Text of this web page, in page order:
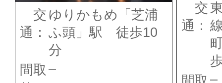
交
通：
ゆりかもめ「芝浦
ふ頭」駅 徒歩10
分
間取 –
交
通：
–